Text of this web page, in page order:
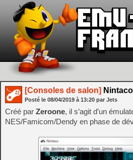
[Consoles de salon]
Posté le 08/04/2019 à 13:20 par Jets
Créé par Zeroone, il s’agit d’un
NES/Famicom/Dendy en phase de